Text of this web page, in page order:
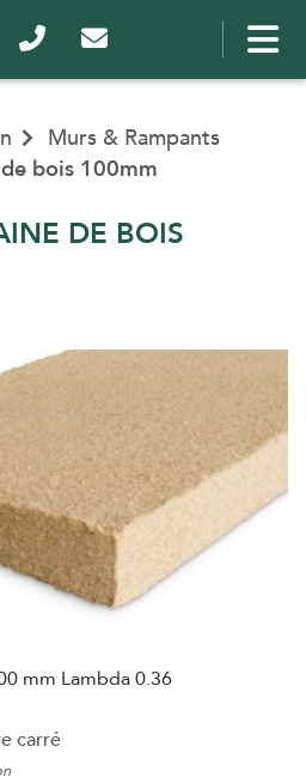
Murs & Rampants
bois 100mm
DE BOIS
mm Lambda 0.36
carré